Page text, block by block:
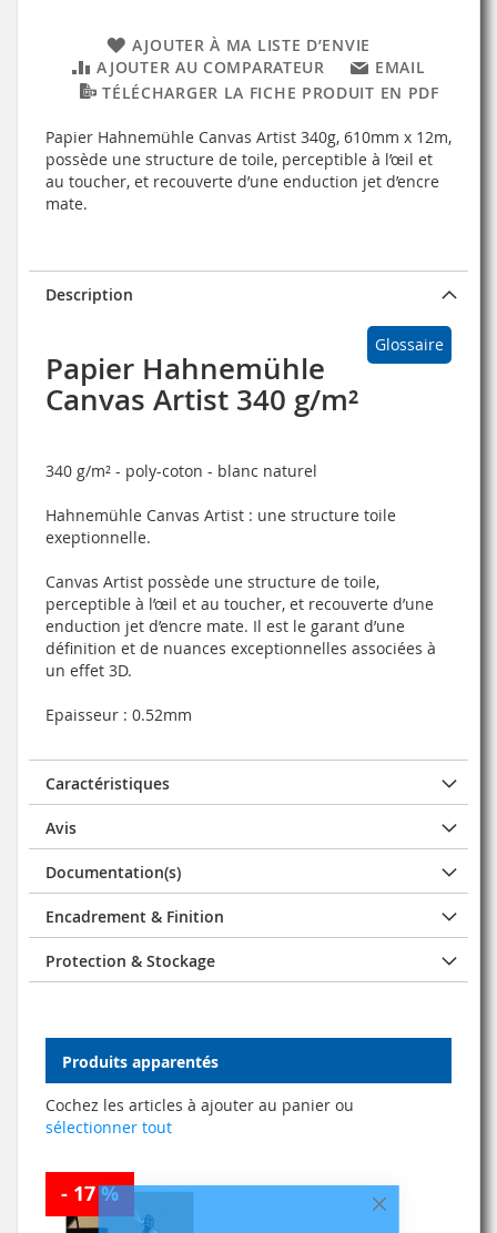
Fermer
AJOUTER À MA LISTE D’ENVIE
AJOUTER AU COMPARATEUR
EMAIL
TÉLÉCHARGER LA FICHE PRODUIT EN PDF
Papier Hahnemühle Canvas Artist 340g, 610mm x 12m,
possède une structure de toile, perceptible à l’œil et
au toucher, et recouverte d’une enduction jet d’encre
mate.
Description
Glossaire
Papier Hahnemühle
Canvas Artist 340 g/m²
340 g/m² - poly-coton - blanc naturel
Hahnemühle Canvas Artist : une structure toile
exeptionnelle.
Canvas Artist possède une structure de toile,
perceptible à l’œil et au toucher, et recouverte d’une
enduction jet d’encre mate. Il est le garant d’une
définition et de nuances exceptionnelles associées à
un effet 3D.
Epaisseur : 0.52mm
Caractéristiques
Avis
Documentation(s)
Encadrement & Finition
Protection & Stockage
Produits apparentés
Cochez les articles à ajouter au panier ou
sélectionner tout
- 17 %